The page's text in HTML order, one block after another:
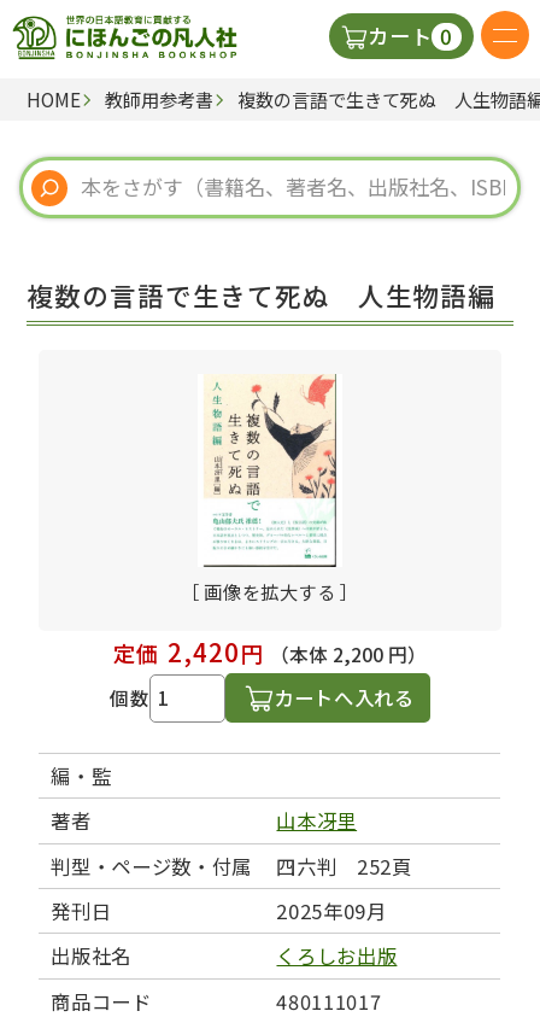
カート 0
日本語の教科書
視聴覚・補助教材
教師用参考書
HOME 教師用参考書 複数の言語で生きて死ぬ 人生物語
複数の言語で生きて死ぬ 人生物語編
［ 画像を拡大する ］
定価 2,420円
（本体 2,200 円）
個数
カートへ入れる
編・監
著者
山本冴里
判型・ページ数・付属
四六判 252頁
発刊日
2025年09月
出版社名
くろしお出版
商品コード
480111017